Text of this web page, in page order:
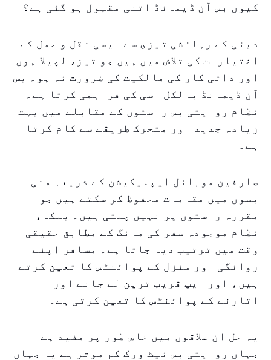
کیوں بس آن ڈیمانڈ اتنی مقبول ہو گئی ہے؟
دبئی کے رہائشی تیزی سے ایسی نقل و حمل کے
اختیارات کی تلاش میں ہیں جو تیز، لچیلا ہوں
اور ذاتی کار کی مالکیت کی ضرورت نہ ہو۔ بس
آن ڈیمانڈ بالکل اسی کی فراہمی کرتا ہے۔
نظام روایتی بس راستوں کے مقابلے میں بہت
زیادہ جدید اور متحرک طریقے سے کام کرتا
ہے۔
صارفین موبائل ایپلیکیشن کے ذریعہ منی
بسوں میں مقامات محفوظ کر سکتے ہیں جو
مقررہ راستوں پر نہیں چلتی ہیں۔ بلکہ،
نظام موجودہ سفر کی مانگ کے مطابق حقیقی
وقت میں ترتیب دیا جاتا ہے۔ مسافر اپنے
روانگی اور منزل کے پوائنٹس کا تعین کرتے
ہیں، اور ایپ قریب ترین لے جانے اور
اتارنے کے پوائنٹس کا تعین کرتی ہے۔
یہ حل ان علاقوں میں خاص طور پر مفید ہے
جہاں روایتی بس نیٹ ورک کم موثر ہے یا جہاں